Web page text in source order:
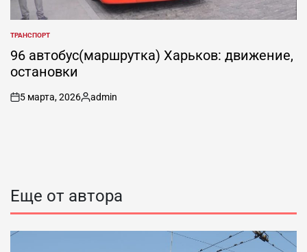
ОПУБЛИКОВАНО
В
ТРАНСПОРТ
96 автобус(маршрутка) Харьков: движение,
остановки
on
5 марта, 2026
Запись
admin
Еще от автора